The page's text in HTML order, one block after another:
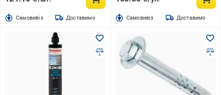
Cамовивіз Доставимо Cамовивіз Доставимо